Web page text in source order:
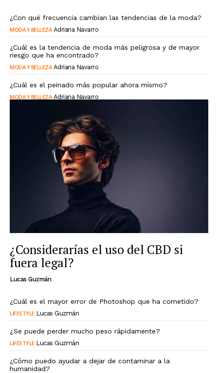
¿Con qué frecuencia cambian las tendencias de la moda?
MODA Y BELLEZA Adriana Navarro
¿Cuál es la tendencia de moda más peligrosa y de mayor
riesgo que ha encontrado?
MODA Y BELLEZA Adriana Navarro
¿Cuál es el peinado más popular ahora mismo?
MODA Y BELLEZA Adriana Navarro
¿Considerarías el uso del CBD si
fuera legal?
Lucas Guzmán
¿Cuál es el mayor error de Photoshop que ha cometido?
LIFESTYLE Lucas Guzmán
¿Se puede perder mucho peso rápidamente?
LIFESTYLE Lucas Guzmán
¿Cómo puedo ayudar a dejar de contaminar a la
humanidad?